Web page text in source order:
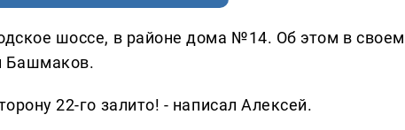
шоссе, в районе дома №14. Об этом в своем
Башмаков.
22-го залито! - написал Алексей.